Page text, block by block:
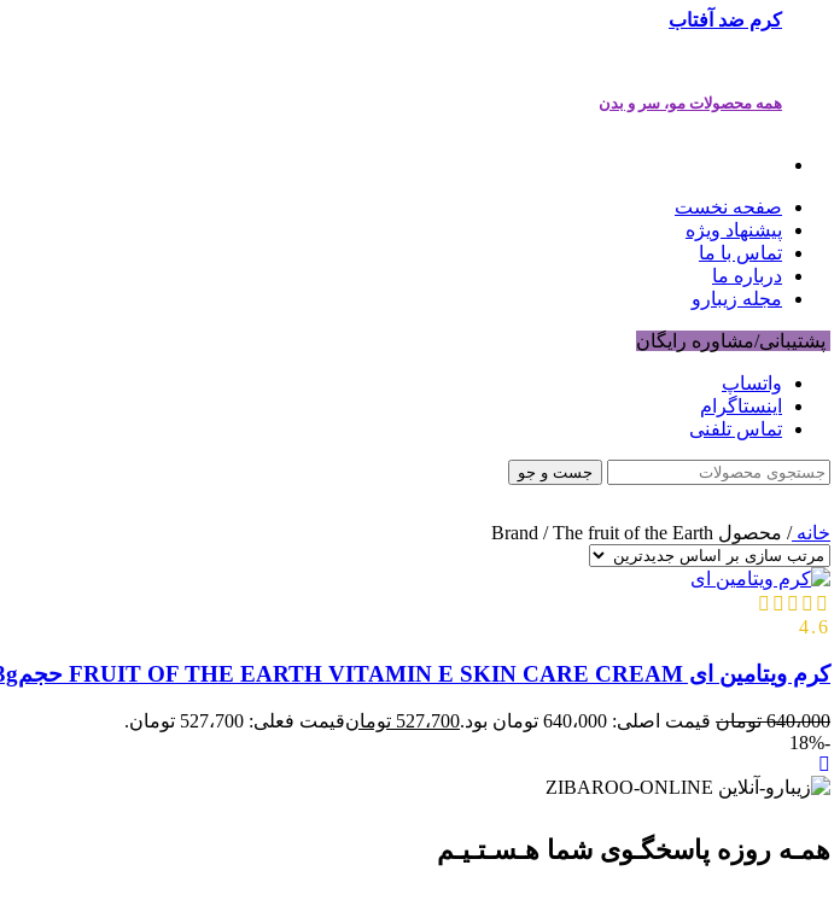
کرم ضد آفتاب
همه محصولات مو، سر و بدن
صفحه نخست
پیشنهاد ویژه
تماس با ما
درباره ما
مجله زیبارو
پشتیبانی/مشاوره رایگان
واتساپ
اینستاگرام
تماس تلفنی
جست و جو
خانه/ محصول Brand / The fruit of the Earth
4.6
کرم ویتامین ای FRUIT OF THE EARTH VITAMIN E SKIN CARE CREAM حجم113g اصل
640،000 تومان قیمت اصلی: 640،000 تومان بود. 527،700 تومانقیمت فعلی: 527،700 تومان.
-18%
همـه روزه پاسخگـوی شما هـسـتـیـم